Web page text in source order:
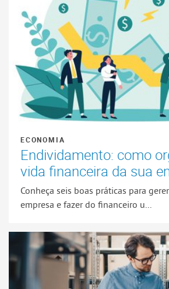
ECONOMIA
Endividamento: como
vida financeira da sua
Conheça seis boas práticas para
empresa e fazer do financeiro u...